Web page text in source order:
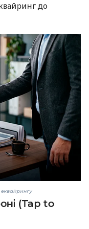
до
(Tap to